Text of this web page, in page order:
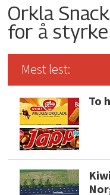
Orkla
for å styrke
Mest lest:
To